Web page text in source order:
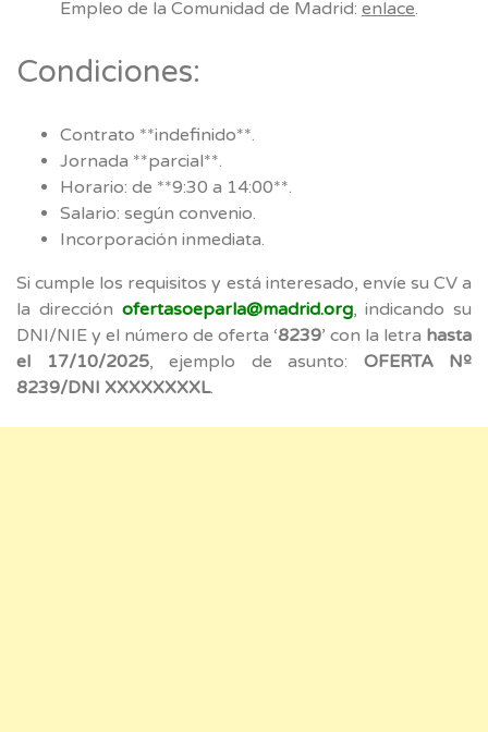
Empleo de la Comunidad de Madrid: enlace.
Condiciones:
Contrato **indefinido**.
Jornada **parcial**.
Horario: de **9:30 a 14:00**.
Salario: según convenio.
Incorporación inmediata.
Si cumple los requisitos y está interesado, envíe su CV a
la dirección ofertasoeparla@madrid.org, indicando su
DNI/NIE y el número de oferta ‘8239’ con la letra hasta
el 17/10/2025, ejemplo de asunto: OFERTA Nº
8239/DNI XXXXXXXXL.